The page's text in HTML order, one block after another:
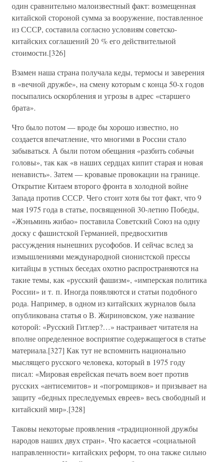
один сравнительно малоизвестный факт: возмещенная
китайской стороной сумма за вооружение, поставленное
из СССР, составила согласно условиям советско-
китайских соглашений 20 % его действительной
стоимости.[326]
Взамен наша страна получала кеды, термосы и заверения
в «вечной дружбе», на смену которым с конца 50-х годов
посыпались оскорбления и угрозы в адрес «старшего
брата».
Что было потом — вроде бы хорошо известно, но
создается впечатление, что многими в России стало
забываться. А были потом обещания «разбить собачьи
головы», так как «в наших сердцах кипит старая и новая
ненависть». Затем — кровавые провокации на границе.
Открытие Китаем второго фронта в холодной войне
Запада против СССР. Чего стоит хотя бы тот факт, что 9
мая 1975 года в статье, посвященной 30-летию Победы,
«Жэньминь жибао» поставила Советский Союз на одну
доску с фашистской Германией, предвосхитив
рассуждения нынешних русофобов. И сейчас вслед за
измышлениями международной сионистской прессы
китайцы в устных беседах охотно распространяются на
такие темы, как «русский фашизм», «имперская политика
России» и т. п. Иногда появляются и статьи подобного
рода. Например, в одном из китайских журналов была
опубликована статья о В. Жириновском, уже название
которой: «Русский Гитлер?…» настраивает читателя на
вполне определенное восприятие содержащегося в статье
материала.[327] Как тут не вспомнить национально
мыслящего русского человека, который в 1975 году
писал: «Мировая еврейская печать воем воет против
русских «антисемитов» и «погромщиков» и призывает на
защиту «бедных преследуемых евреев» весь свободный и
китайский мир».[328]
Таковы некоторые проявления «традиционной дружбы
народов наших двух стран». Что касается «социальной
направленности» китайских реформ, то она также сильно